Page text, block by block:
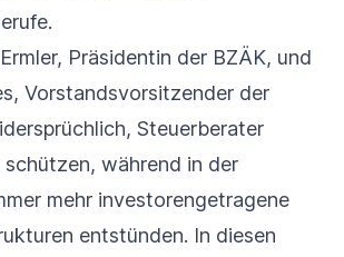
Präsidentin der BZÄK, und
Vorstandsvorsitzender der
Steuerberater
während in der
mehr investorengetragene
entstünden. In diesen